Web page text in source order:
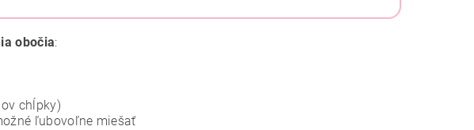
obočia:
chĺpky)
ľubovoľne miešať